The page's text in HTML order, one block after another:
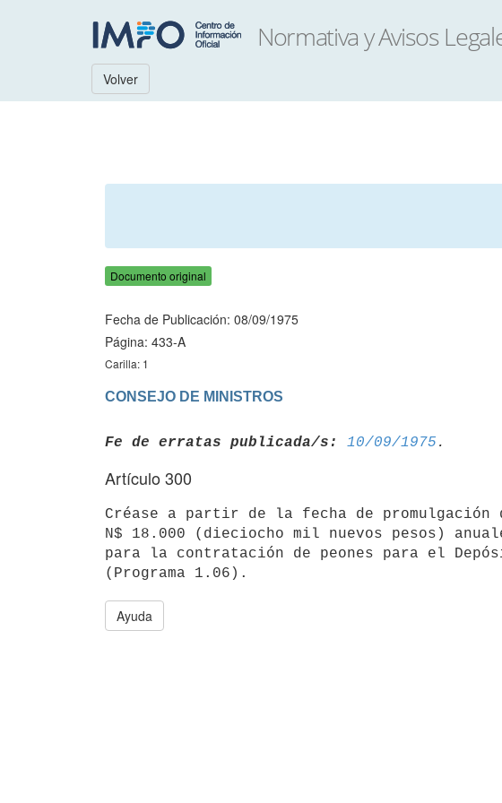
Volver
Documento original
Fecha de Publicación: 08/09/1975
Página: 433-A
Carilla: 1
CONSEJO DE MINISTROS
Fe de erratas publicada/s: 10/09/1975
Artículo 300
Créase a partir de la fecha de
N$ 18.000 (dieciocho mil nuevos pesos)
para la contratación de peones para el
Ayuda